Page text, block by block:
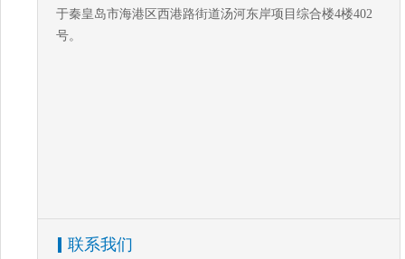
于秦皇岛市海港区西港路街道汤河东岸项目综合楼4楼402
号。
联系我们